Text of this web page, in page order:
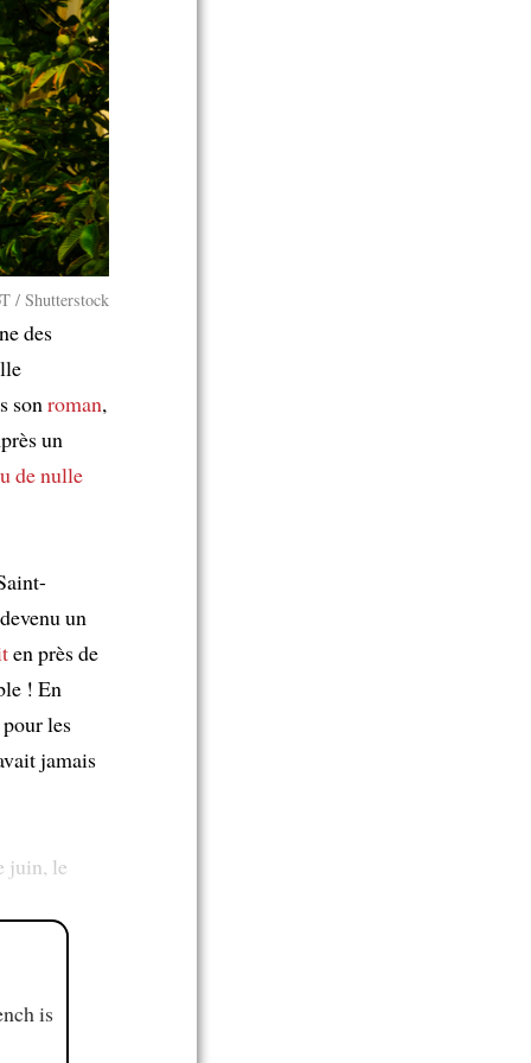
/ Shutterstock
des
son roman,
un
de nulle
un
en près de
! En
les
jamais
juin, le
is